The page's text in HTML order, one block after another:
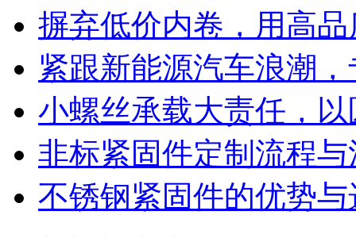
摒弃低价内卷，用高
紧跟新能源汽车浪潮
小螺丝承载大责任，
非标紧固件定制流程
不锈钢紧固件的优势